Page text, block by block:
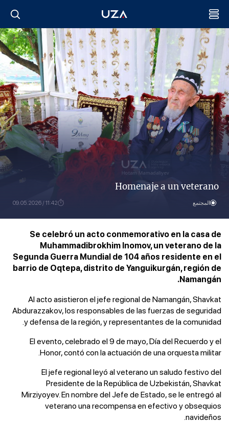
Homenaje a un veterano
المجتمع 11:42 / 09.05.2026
Se celebró un acto conmemorativo en la casa de
Muhammadibrokhim Inomov, un veterano de la
Segunda Guerra Mundial de 104 años residente en el
barrio de Oqtepa, distrito de Yanguikurgán, región de
Namangán.
Al acto asistieron el jefe regional de Namangán, Shavkat
Abdurazzakov, los responsables de las fuerzas de seguridad
y defensa de la región, y representantes de la comunidad.
El evento, celebrado el 9 de mayo, Día del Recuerdo y el
Honor, contó con la actuación de una orquesta militar.
El jefe regional leyó al veterano un saludo festivo del
Presidente de la República de Uzbekistán, Shavkat
Mirziyoyev. En nombre del Jefe de Estado, se le entregó al
veterano una recompensa en efectivo y obsequios
navideños.